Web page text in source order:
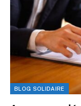
BLOG SOLIDAIRE